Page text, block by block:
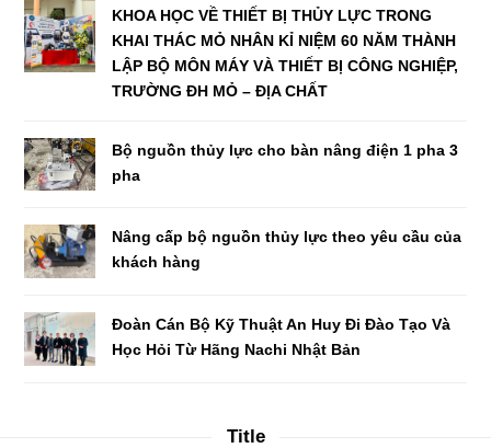
KHOA HỌC VỀ THIẾT BỊ THỦY LỰC TRONG
KHAI THÁC MỎ NHÂN KỈ NIỆM 60 NĂM THÀNH
LẬP BỘ MÔN MÁY VÀ THIẾT BỊ CÔNG NGHIỆP,
TRƯỜNG ĐH MỎ – ĐỊA CHẤT
Bộ nguồn thủy lực cho bàn nâng điện 1 pha 3
pha
Nâng cấp bộ nguồn thủy lực theo yêu cầu của
khách hàng
Đoàn Cán Bộ Kỹ Thuật An Huy Đi Đào Tạo Và
Học Hỏi Từ Hãng Nachi Nhật Bản
Title